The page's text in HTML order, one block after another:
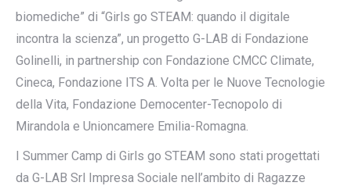
biomediche” di “Girls go STEAM: quando il digitale
incontra la scienza”, un progetto G-LAB di Fondazione
Golinelli, in partnership con Fondazione CMCC Climate,
Cineca, Fondazione ITS A. Volta per le Nuove Tecnologie
della Vita, Fondazione Democenter-Tecnopolo di
Mirandola e Unioncamere Emilia-Romagna.
I Summer Camp di Girls go STEAM sono stati progettati
da G-LAB Srl Impresa Sociale nell’ambito di Ragazze